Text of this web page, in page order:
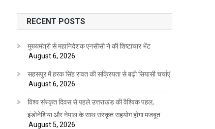
RECENT POSTS
मुख्यमंत्री से महानिदेशक एनसीसी ने की शिष्टाचार भेंट
August 6, 2026
सहसपुर में हरक सिंह रावत की सक्रियता से बढ़ी सियासी चर्चाएं
August 6, 2026
विश्व संस्कृत दिवस से पहले उत्तराखंड की वैश्विक पहल,
इंडोनेशिया और नेपाल के साथ संस्कृत सहयोग होगा मजबूत
August 5, 2026